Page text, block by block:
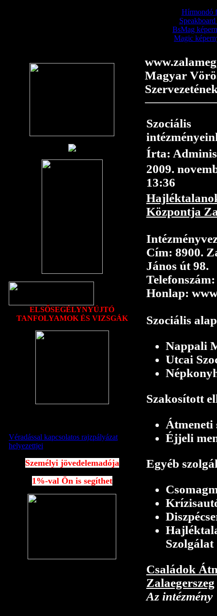
Hírmondó
BsMag
Magic
ELSŐSEGÉLYNYÚJTÓ
TANFOLYAMOK ÉS VIZSGÁK
Véradással kapcsolatos rajzpályázat
helyezettjei
Személyi jövedelemadója
1%-val Ön is segíthet
Magyar
Szociális
Írta:
2009.
13:36
Központja
Cím: 8900.
János út 98.
Honlap:
Szociális
Nappali
Utcai
Szakosított
Átmeneti
Éjjeli
Egyéb
Szolgálat
Családok
Zalaegerszeg
Az intézmény